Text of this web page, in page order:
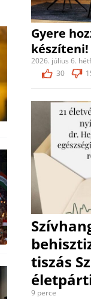
Gyere
készíteni!
2026. július 6.
30
tiszás
9 perce